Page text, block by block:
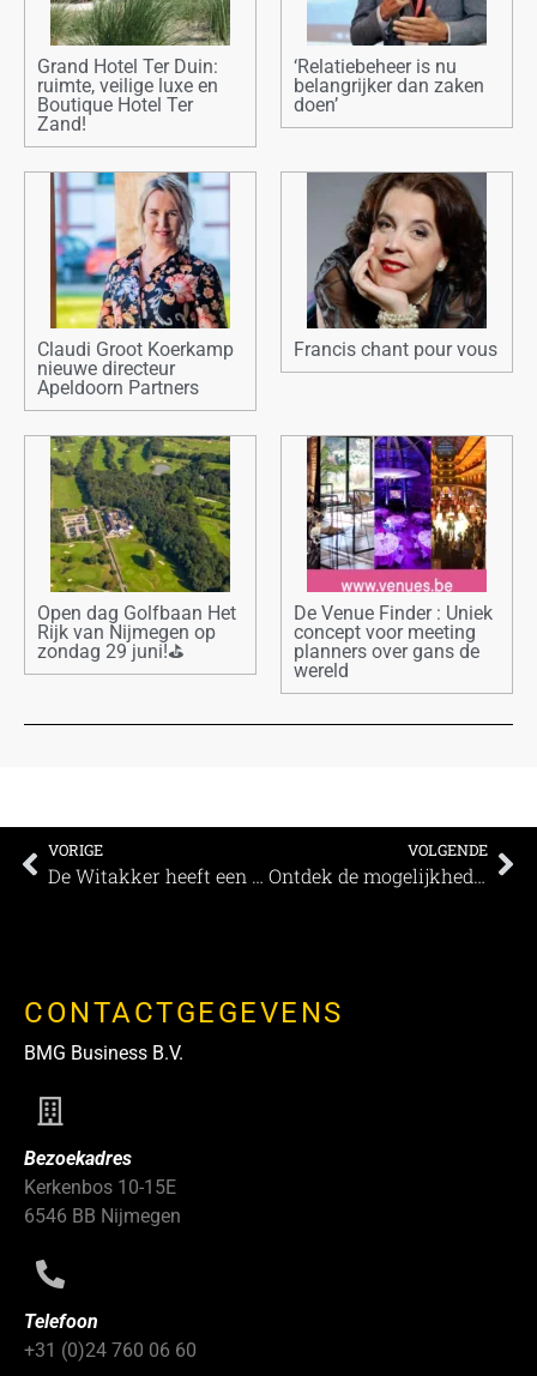
Grand Hotel Ter Duin:
ruimte, veilige luxe en
Boutique Hotel Ter
Zand!
‘Relatiebeheer is nu
belangrijker dan zaken
doen’
Claudi Groot Koerkamp
nieuwe directeur
Apeldoorn Partners
Francis chant pour vous
Open dag Golfbaan Het
Rijk van Nijmegen op
zondag 29 juni!⛳
De Venue Finder : Uniek
concept voor meeting
planners over gans de
wereld
VORIGE
De Witakker heeft een andere kijk op zakelijke bijeenkomsten
VOLGENDE
Ontdek de mogelijkheden voor zakelijke bijeenkomsten in Zwolle
CONTACTGEGEVENS
BMG Business B.V.
Bezoekadres
Kerkenbos 10-15E
6546 BB Nijmegen
Telefoon
+31 (0)24 760 06 60